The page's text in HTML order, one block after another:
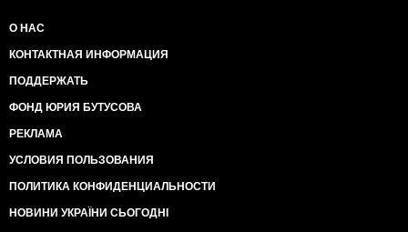
О НАС
КОНТАКТНАЯ ИНФОРМАЦИЯ
ПОДДЕРЖАТЬ
ФОНД ЮРИЯ БУТУСОВА
РЕКЛАМА
УСЛОВИЯ ПОЛЬЗОВАНИЯ
ПОЛИТИКА КОНФИДЕНЦИАЛЬНОСТИ
НОВИНИ УКРАЇНИ СЬОГОДНІ